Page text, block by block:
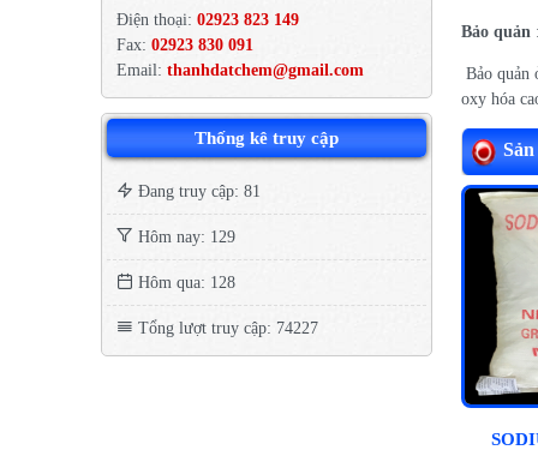
Điện thoại: 02923 823 149
Fax: 02923 830 091
Email: thanhdatchem@gmail.com
Thống kê truy cập
Đang truy cập: 81
Hôm nay: 129
Hôm qua: 128
Tổng lượt truy cập: 74227
Bảo quản
Bảo quản
oxy hóa